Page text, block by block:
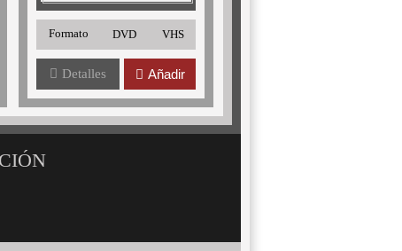
Formato DVD VHS
Detalles Añadir